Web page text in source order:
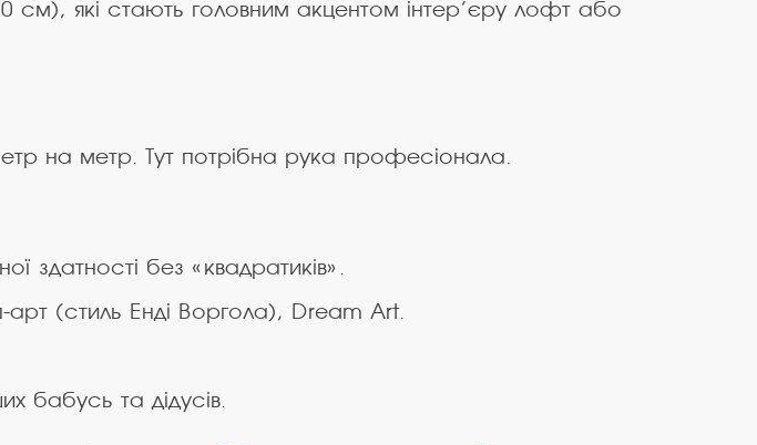
см), які стають головним акцентом інтер’єру лофт або
на метр. Тут потрібна рука професіонала.
здатності без «квадратиків».
(стиль Енді Воргола), Dream Art.
бабусь та дідусів.